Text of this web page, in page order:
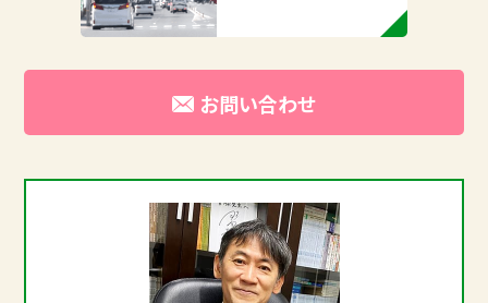
お問い合わせ